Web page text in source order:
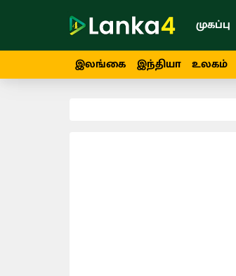
முகப்பு
இலங்கை இந்தியா உலகம்